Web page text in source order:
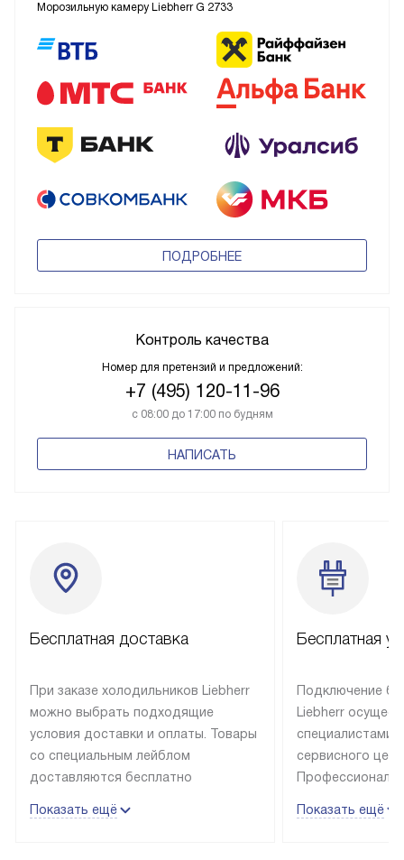
Морозильную камеру Liebherr G 2733
ПОДРОБНЕЕ
Контроль качества
Номер для претензий и предложений:
+7 (495) 120-11-96
с 08:00 до 17:00 по будням
НАПИСАТЬ
Бесплатная доставка
При заказе холодильников Liebherr
можно выбрать подходящие
условия доставки и оплаты. Товары
со специальным лейблом
доставляются бесплатно
до подъезда, выезд за МКАД
Показать ещё
Бесплатная
Подключение
Liebherr
специалистами
сервисного
эксплуатации
Показать ещё